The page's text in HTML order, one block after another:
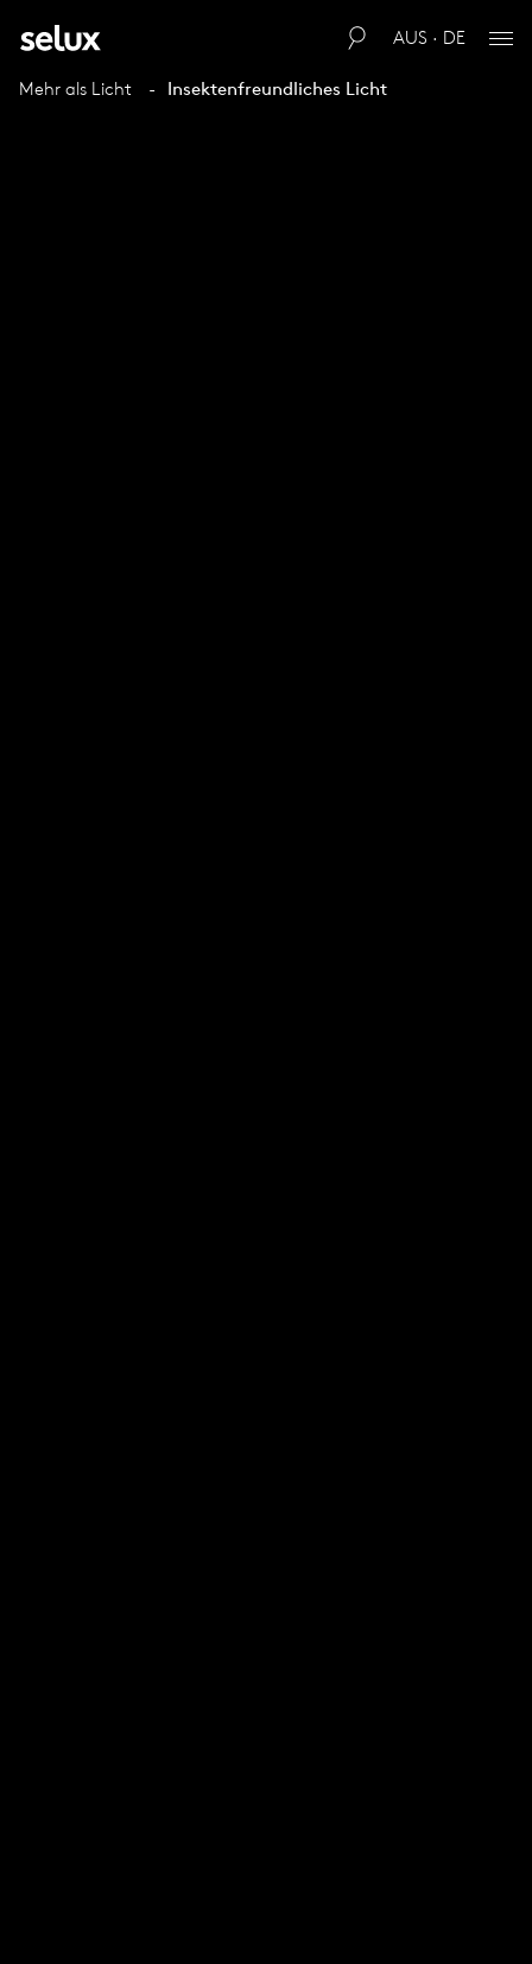
AUS · DE
Mehr als Licht Insektenfreundliches Licht